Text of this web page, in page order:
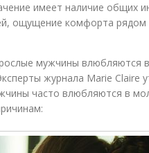
имеет наличие общих
ощущение комфорта рядом
мужчины влюбляются
журнала Marie Claire
часто влюбляются в